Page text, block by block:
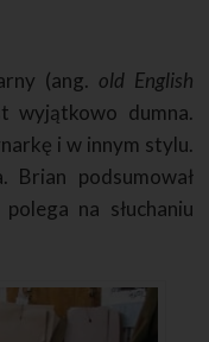
(ang. old English
dumna.
i w innym stylu.
Brian podsumował
na słuchaniu